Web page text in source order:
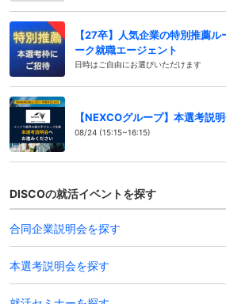
【27卒】人気企業の特別推薦
ーク就職エージェント
日時はご自由にお選びいただけます
【NEXCOグループ】本選考説
08/24 (15:15~16:15)
DISCOの就活イベントを探す
合同企業説明会を探す
本選考説明会を探す